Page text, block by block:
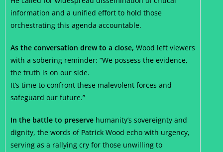
information and a unified effort to hold those
orchestrating this agenda accountable.
As the conversation drew to a close, Wood left viewers
with a sobering reminder: “We possess the evidence,
the truth is on our side.
It’s time to confront these malevolent forces and
safeguard our future.”
In the battle to preserve humanity’s sovereignty and
dignity, the words of Patrick Wood echo with urgency,
serving as a rallying cry for those unwilling to